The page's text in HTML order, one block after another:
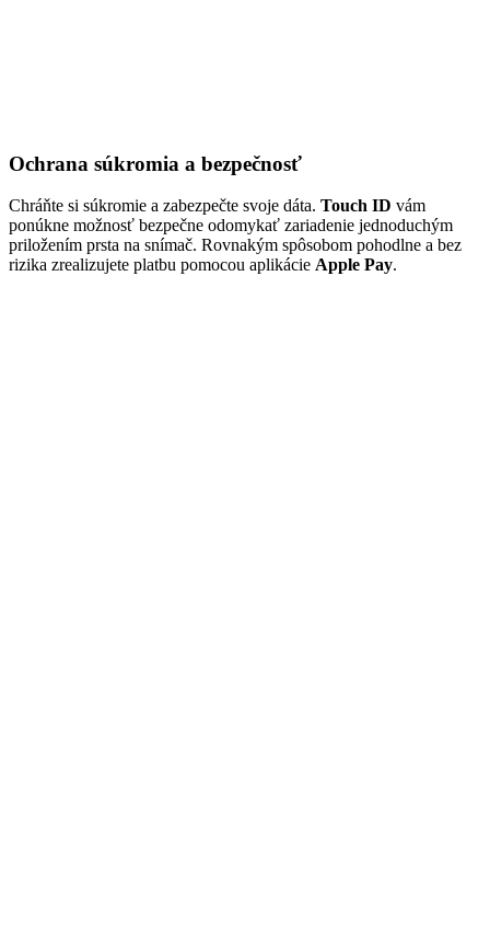
Ochrana súkromia a bezpečnosť
Chráňte si súkromie a zabezpečte svoje dáta. Touch ID vám
ponúkne možnosť bezpečne odomykať zariadenie jednoduchým
priložením prsta na snímač. Rovnakým spôsobom pohodlne a bez
rizika zrealizujete platbu pomocou aplikácie Apple Pay.